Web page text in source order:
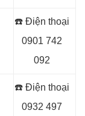
☎️ Điện thoại
0901 742
092
☎️ Điện thoại
0932 497